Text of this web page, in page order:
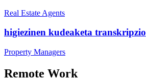
Real Estate Agents
higiezinen kudeaketa transkripzio
Property Managers
Remote Work